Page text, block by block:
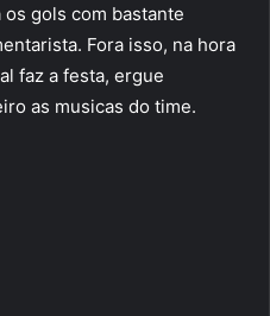
gols com bastante
Fora isso, na hora
faz a festa, ergue
as musicas do time.